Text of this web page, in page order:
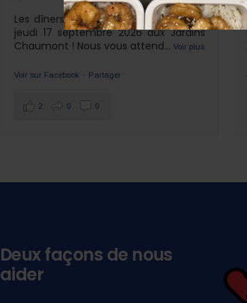
Les dîners des 55+ reprendront dès le
jeudi 17 septembre 2026 aux Jardins
Chaumont ! Nous vous attend... Voir plus
Voir sur Facebook · Partager
2 0 0
Deux façons de nous
aider